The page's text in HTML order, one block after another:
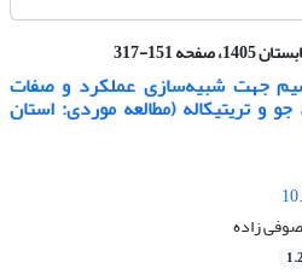
جهت شبیه‌سازی عملکرد و صفات
و تریتیکاله (مطالعه موردی: استان
زاده